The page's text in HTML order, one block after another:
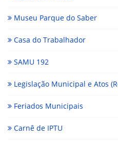
Museu Parque do Saber
Casa do Trabalhador
SAMU 192
Legislação Municipal e Atos
Feriados Municipais
Carnê de IPTU